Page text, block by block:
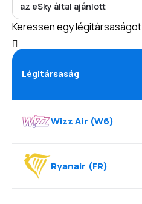
az eSky által ajánlott
Keressen egy légitársaságot
Légitársaság
Wizz Air (W6)
Ryanair (FR)